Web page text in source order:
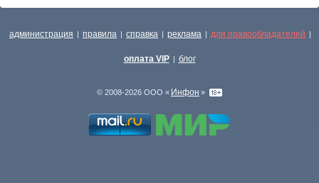
администрация | правила | справка | реклама | для правообладателей |
оплата VIP | блог
© 2008-2026 ООО « Инфон »